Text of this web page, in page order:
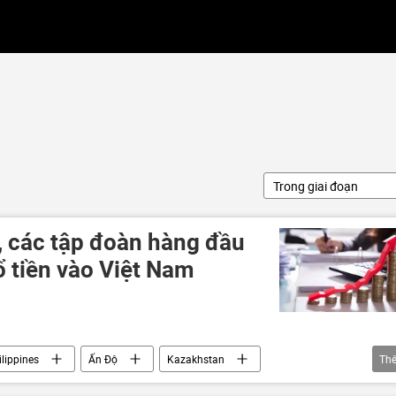
Trong giai đoạn
các tập đoàn hàng đầu
tiền vào Việt Nam
Ấn Độ
Kazakhstan
FDI logistics Công nghiệp
Khoa học